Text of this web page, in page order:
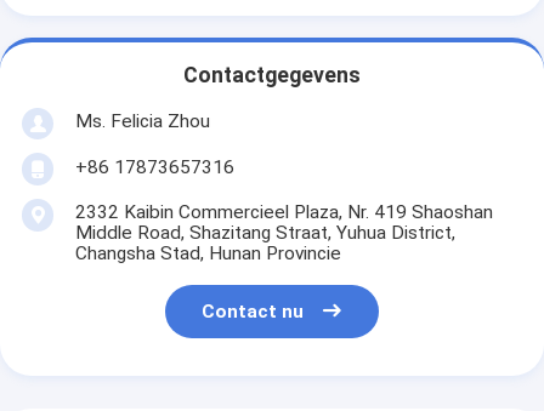
Contactgegevens
Ms. Felicia Zhou
+86 17873657316
2332 Kaibin Commercieel Plaza, Nr. 419 Shaoshan
Middle Road, Shazitang Straat, Yuhua District,
Changsha Stad, Hunan Provincie
Contact nu